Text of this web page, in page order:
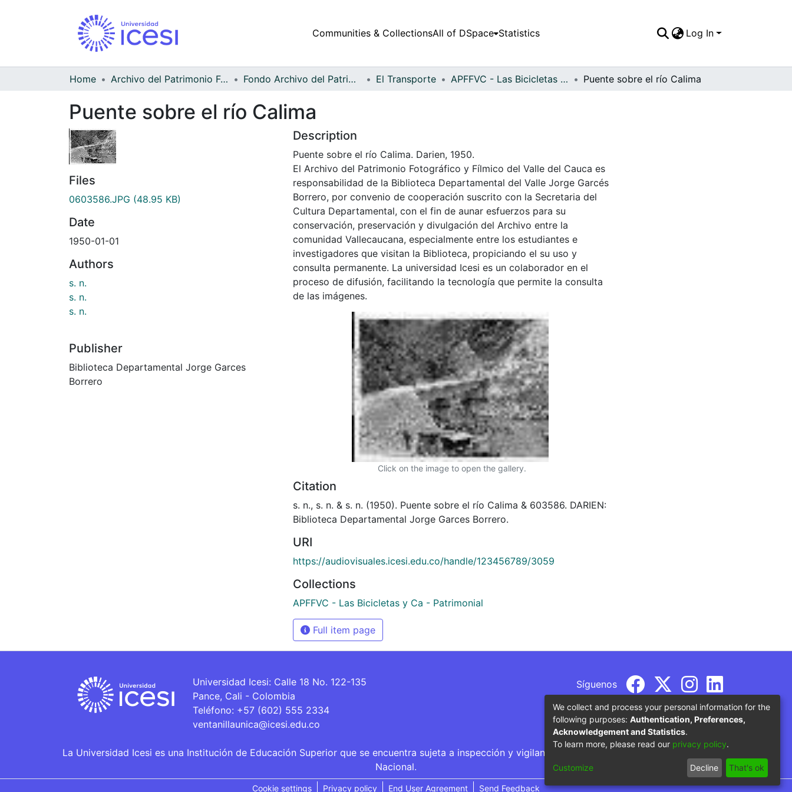
Communities & CollectionsAll of DSpace Statistics Log In
Home Archivo del Patrimonio Fotográfico y Fílmico del Valle del Cauca Fondo Archivo del Patrimonio Fotográfico y Fílmico del Valle del Cauca El Transporte APFFVC - Las Bicicletas y Ca - Patrimonial Puente sobre el río Calima
Puente sobre el río Calima
Files
0603586.JPG (48.95 KB)
Date
1950-01-01
Authors
s. n.
s. n.
s. n.
Publisher
Biblioteca Departamental Jorge Garces
Borrero
Description
Puente sobre el río Calima. Darien, 1950.
El Archivo del Patrimonio Fotográfico y Fílmico del Valle del Cauca es
responsabilidad de la Biblioteca Departamental del Valle Jorge Garcés
Borrero, por convenio de cooperación suscrito con la Secretaria del
Cultura Departamental, con el fin de aunar esfuerzos para su
conservación, preservación y divulgación del Archivo entre la
comunidad Vallecaucana, especialmente entre los estudiantes e
investigadores que visitan la Biblioteca, propiciando el su uso y
consulta permanente. La universidad Icesi es un colaborador en el
proceso de difusión, facilitando la tecnología que permite la consulta
de las imágenes.
Click on the image to open the gallery.
Citation
s. n., s. n. & s. n. (1950). Puente sobre el río Calima & 603586. DARIEN:
Biblioteca Departamental Jorge Garces Borrero.
URI
https://audiovisuales.icesi.edu.co/handle/123456789/3059
Collections
APFFVC - Las Bicicletas y Ca - Patrimonial
Full item page
Universidad Icesi: Calle 18 No. 122-135
Pance, Cali - Colombia
Teléfono: +57 (602) 555 2334
ventanillaunica@icesi.edu.co
Síguenos
La Universidad Icesi es una Institución de Educación Superior que se encuentra sujeta a inspección y vigilancia por parte del Ministerio de Educación
Nacional.
Cookie settings Privacy policy End User Agreement Send Feedback
We collect and process your personal information for the
following purposes: Authentication, Preferences,
Acknowledgement and Statistics.
To learn more, please read our privacy policy.
Customize Decline That's ok